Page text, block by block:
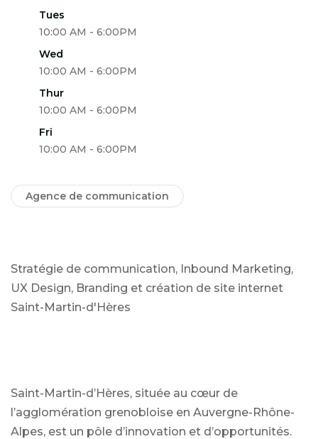
Tues
10:00 AM - 6:00PM
Wed
10:00 AM - 6:00PM
Thur
10:00 AM - 6:00PM
Fri
10:00 AM - 6:00PM
Agence de communication
Stratégie de communication, Inbound Marketing,
UX Design, Branding et création de site internet
Saint-Martin-d'Hères
Saint-Martin-d’Hères, située au cœur de
l’agglomération grenobloise en Auvergne-Rhône-
Alpes, est un pôle d’innovation et d’opportunités.